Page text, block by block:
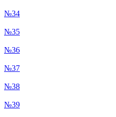
№34
№35
№36
№37
№38
№39